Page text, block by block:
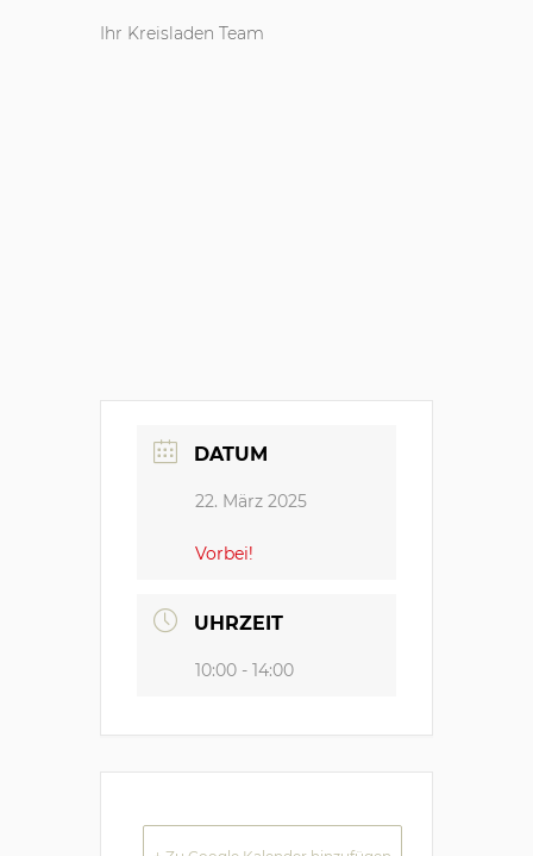
Ihr Kreisladen Team
DATUM
22. März 2025
Vorbei!
UHRZEIT
10:00 - 14:00